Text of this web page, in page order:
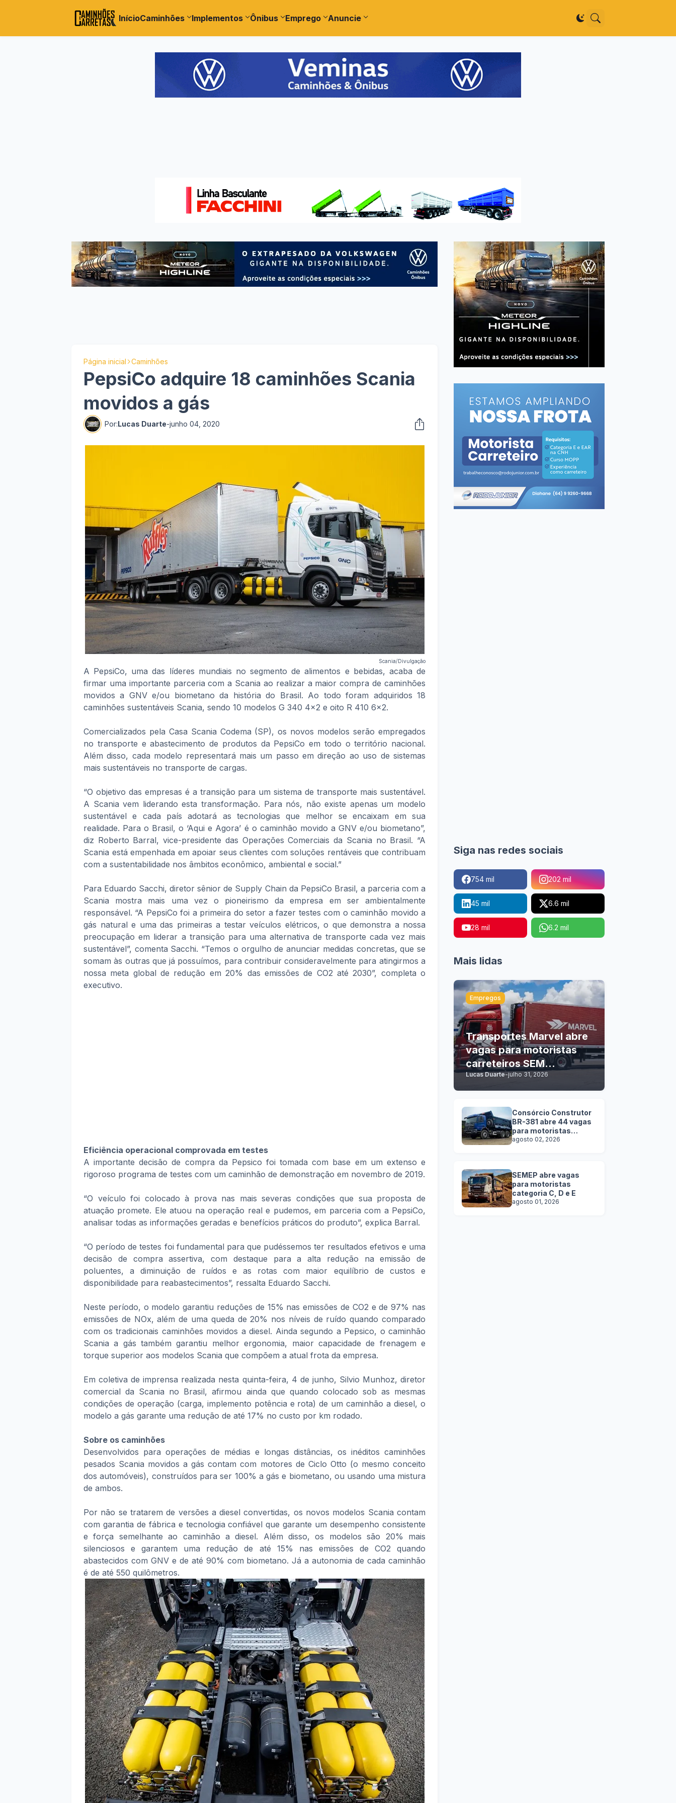
InícioCaminhões Implementos Ônibus Emprego Anuncie
Página inicial Caminhões
PepsiCo adquire 18 caminhões Scania
movidos a gás
Por:Lucas Duarte-junho 04, 2020
Scania/Divulgação
A PepsiCo, uma das líderes mundiais no segmento de alimentos e bebidas, acaba de
firmar uma importante parceria com a Scania ao realizar a maior compra de caminhões
movidos a GNV e/ou biometano da história do Brasil. Ao todo foram adquiridos 18
caminhões sustentáveis Scania, sendo 10 modelos G 340 4x2 e oito R 410 6x2.
Comercializados pela Casa Scania Codema (SP), os novos modelos serão empregados
no transporte e abastecimento de produtos da PepsiCo em todo o território nacional.
Além disso, cada modelo representará mais um passo em direção ao uso de sistemas
mais sustentáveis no transporte de cargas.
“O objetivo das empresas é a transição para um sistema de transporte mais sustentável.
A Scania vem liderando esta transformação. Para nós, não existe apenas um modelo
sustentável e cada país adotará as tecnologias que melhor se encaixam em sua
realidade. Para o Brasil, o ‘Aqui e Agora’ é o caminhão movido a GNV e/ou biometano”,
diz Roberto Barral, vice-presidente das Operações Comerciais da Scania no Brasil. “A
Scania está empenhada em apoiar seus clientes com soluções rentáveis que contribuam
com a sustentabilidade nos âmbitos econômico, ambiental e social.”
Para Eduardo Sacchi, diretor sênior de Supply Chain da PepsiCo Brasil, a parceria com a
Scania mostra mais uma vez o pioneirismo da empresa em ser ambientalmente
responsável. “A PepsiCo foi a primeira do setor a fazer testes com o caminhão movido a
gás natural e uma das primeiras a testar veículos elétricos, o que demonstra a nossa
preocupação em liderar a transição para uma alternativa de transporte cada vez mais
sustentável”, comenta Sacchi. “Temos o orgulho de anunciar medidas concretas, que se
somam às outras que já possuímos, para contribuir consideravelmente para atingirmos a
nossa meta global de redução em 20% das emissões de CO2 até 2030”, completa o
executivo.
Eficiência operacional comprovada em testes
A importante decisão de compra da Pepsico foi tomada com base em um extenso e
rigoroso programa de testes com um caminhão de demonstração em novembro de 2019.
“O veículo foi colocado à prova nas mais severas condições que sua proposta de
atuação promete. Ele atuou na operação real e pudemos, em parceria com a PepsiCo,
analisar todas as informações geradas e benefícios práticos do produto”, explica Barral.
“O período de testes foi fundamental para que pudéssemos ter resultados efetivos e uma
decisão de compra assertiva, com destaque para a alta redução na emissão de
poluentes, a diminuição de ruídos e as rotas com maior equilíbrio de custos e
disponibilidade para reabastecimentos”, ressalta Eduardo Sacchi.
Neste período, o modelo garantiu reduções de 15% nas emissões de CO2 e de 97% nas
emissões de NOx, além de uma queda de 20% nos níveis de ruído quando comparado
com os tradicionais caminhões movidos a diesel. Ainda segundo a Pepsico, o caminhão
Scania a gás também garantiu melhor ergonomia, maior capacidade de frenagem e
torque superior aos modelos Scania que compõem a atual frota da empresa.
Em coletiva de imprensa realizada nesta quinta-feira, 4 de junho, Silvio Munhoz, diretor
comercial da Scania no Brasil, afirmou ainda que quando colocado sob as mesmas
condições de operação (carga, implemento potência e rota) de um caminhão a diesel, o
modelo a gás garante uma redução de até 17% no custo por km rodado.
Sobre os caminhões
Desenvolvidos para operações de médias e longas distâncias, os inéditos caminhões
pesados Scania movidos a gás contam com motores de Ciclo Otto (o mesmo conceito
dos automóveis), construídos para ser 100% a gás e biometano, ou usando uma mistura
de ambos.
Por não se tratarem de versões a diesel convertidas, os novos modelos Scania contam
com garantia de fábrica e tecnologia confiável que garante um desempenho consistente
e força semelhante ao caminhão a diesel. Além disso, os modelos são 20% mais
silenciosos e garantem uma redução de até 15% nas emissões de CO2 quando
abastecidos com GNV e de até 90% com biometano. Já a autonomia de cada caminhão
é de até 550 quilômetros.
Siga nas redes sociais
754 mil 202 mil
45 mil 6.6 mil
28 mil 6.2 mil
Mais lidas
Empregos
Transportes Marvel abre
vagas para motoristas
carreteiros SEM
EXPERIÊNCIA
Lucas Duarte-julho 31, 2026
Consórcio Construtor
BR-381 abre 44 vagas
para motoristas
categoria C, D e E
agosto 02, 2026
SEMEP abre vagas
para motoristas
categoria C, D e E
agosto 01, 2026